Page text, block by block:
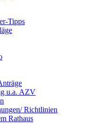
Tipps
u.a. AZV
Richtlinien
Rathaus